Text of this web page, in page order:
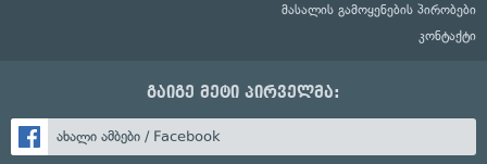
მასალის გამოყენების პირობები
კონტაქტი
გაიგე მეტი პირველმა:
ახალი ამბები / Facebook